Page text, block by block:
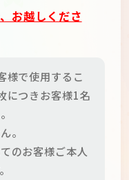
お越しくださ
様で使用するこ
につきお客様1名
。
のお客様ご本人